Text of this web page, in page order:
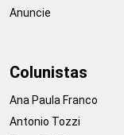
Anuncie
Colunistas
Ana Paula Franco
Antonio Tozzi